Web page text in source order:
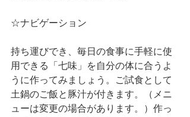
☆ナビゲーション
持ち運びでき、毎日の食事に手軽に使
用できる「七味」を自分の体に合うよ
うに作ってみましょう。ご試食として
土鍋のご飯と豚汁が付きます。（メニ
ューは変更の場合があります。）作っ